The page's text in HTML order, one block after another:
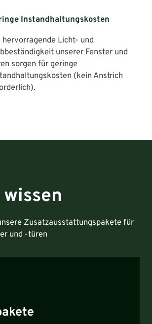
Instandhaltungskosten
hervorragende Licht- und
unserer Fenster und
sorgen für geringe
(kein Anstrich
Zusatzausstattungspakete für
und -türen